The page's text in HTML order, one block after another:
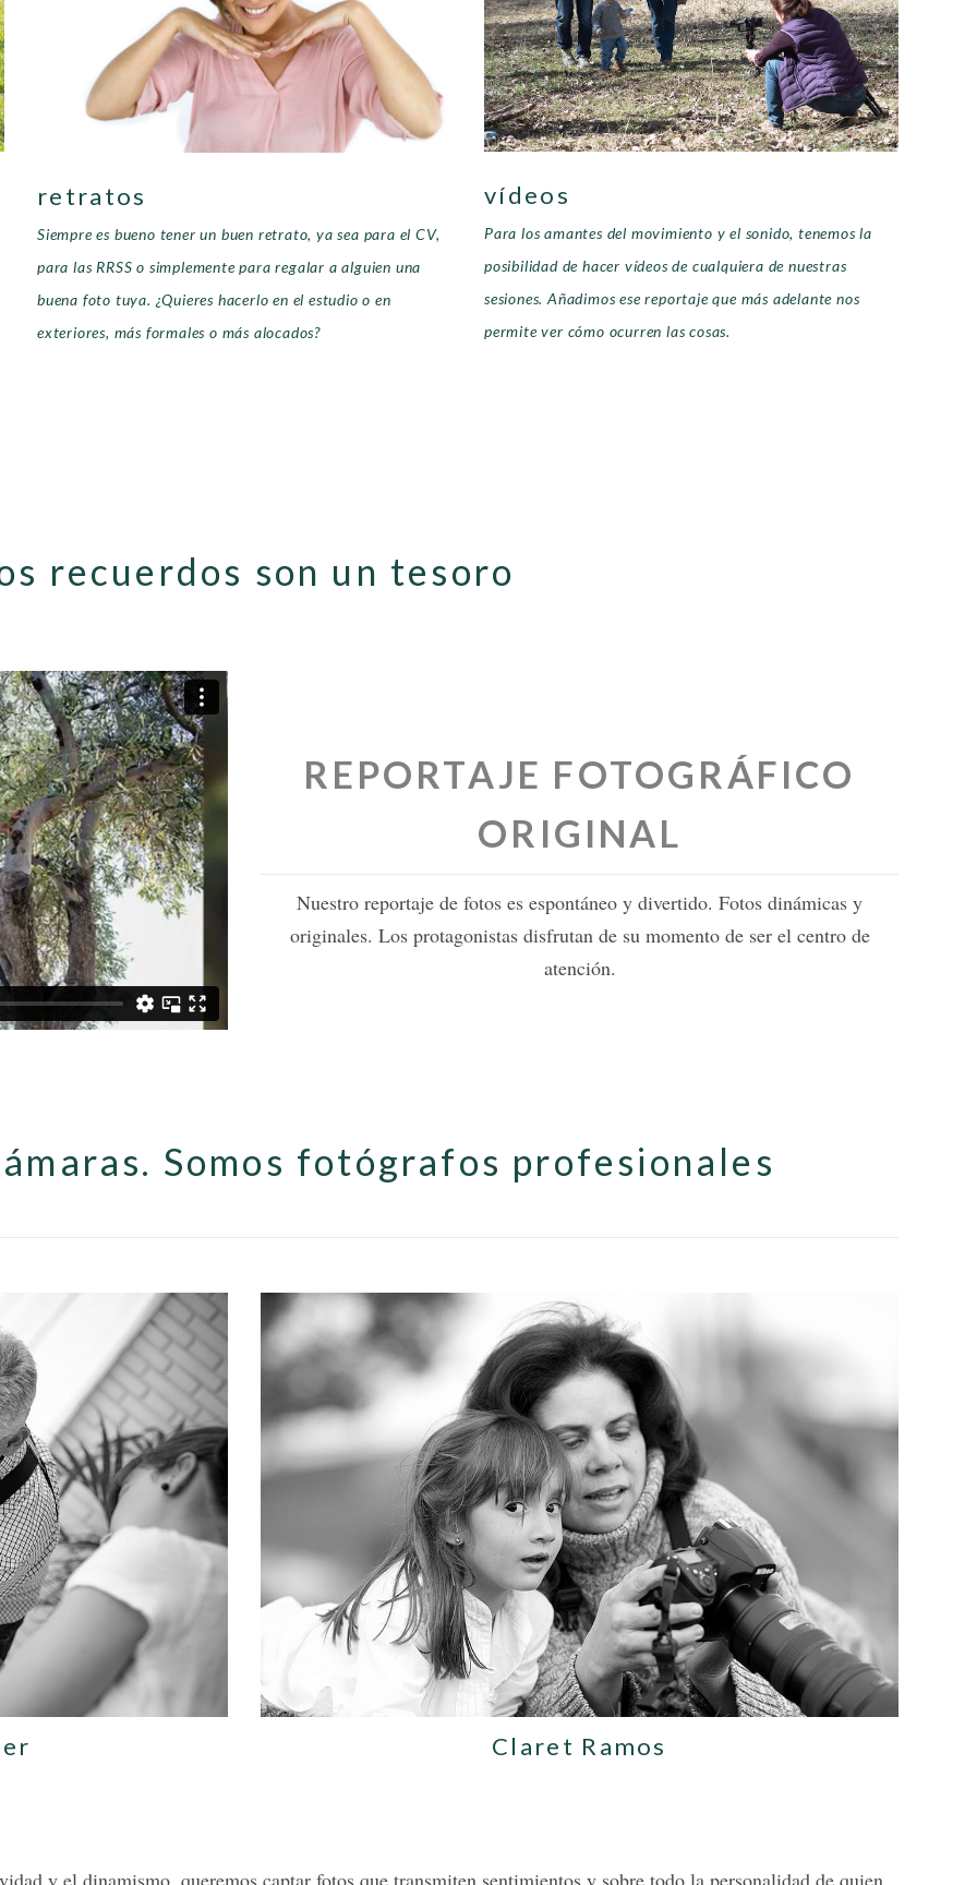
retratos
Siempre es bueno tener un buen retrato, ya sea para el CV,
para las RRSS o simplemente para regalar a alguien una
buena foto tuya. ¿Quieres hacerlo en el estudio o en
exteriores, más formales o más alocados?
vídeos
Para los amantes del movimiento y el sonido, tenemos la
posibilidad de hacer vídeos de cualquiera de nuestras
sesiones. Añadimos ese reportaje que más adelante nos
permite ver cómo ocurren las cosas.
recuerdos son un tesoro
REPORTAJE FOTOGRÁFICO
ORIGINAL
Nuestro reportaje de fotos es espontáneo y divertido. Fotos dinámicas y
originales. Los protagonistas disfrutan de su momento de ser el centro de
atención.
Somos fotógrafos profesionales
Claret Ramos
y el dinamismo, queremos captar fotos que transmiten sentimientos y sobre todo la personalidad de quien